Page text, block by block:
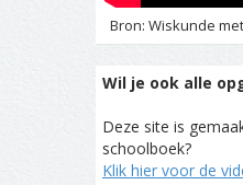
Bron: Wiskunde
Wil je ook alle
Deze site is
schoolboek?
Klik hier voor de